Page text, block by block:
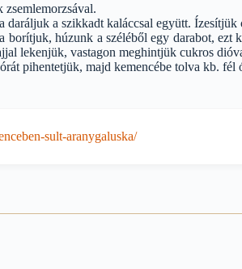
daráljuk a szikkadt kaláccsal együtt.
borítjuk, húzunk a széléből egy darabot,
lekenjük, vastagon meghintjük cukros
pihentetjük, majd kemencébe tolva kb. fél
sult-aranygaluska/